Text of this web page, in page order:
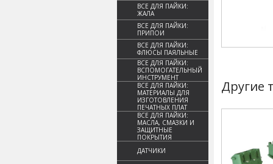
ВСЕ ДЛЯ ПАЙКИ:
ЖАЛА
ВСЕ ДЛЯ ПАЙКИ:
ПРИПОИ
ВСЕ ДЛЯ ПАЙКИ:
ФЛЮСЫ ПАЯЛЬНЫЕ
ВСЕ ДЛЯ ПАЙКИ:
ВСПОМОГАТЕЛЬНЫЙ
ИНСТРУМЕНТ
ВСЕ ДЛЯ ПАЙКИ:
МАТЕРИАЛЫ ДЛЯ
ИЗГОТОВЛЕНИЯ
ПЕЧАТНЫХ ПЛАТ
ВСЕ ДЛЯ ПАЙКИ:
МАСЛА, СМАЗКИ И
ЗАЩИТНЫЕ
ПОКРЫТИЯ
ДАТЧИКИ
Другие